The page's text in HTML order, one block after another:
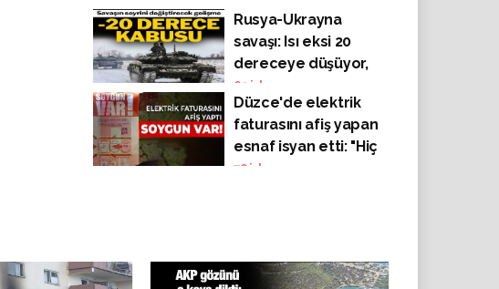
Rusya-Ukrayna
savaşı: Isı eksi 20
dereceye düşüyor,
Rus tankları 40 tonluk
buzluğa dönecek
69 izlenme
Düzce'de elektrik
faturasını afiş yapan
esnaf isyan etti: "Hiç
Allah korkunuz
76 izlenme